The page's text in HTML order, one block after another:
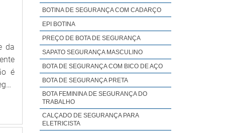
da
é
de
BOTINA DE SEGURANÇA COM CADARÇO
EPI BOTINA
PREÇO DE BOTA DE SEGURANÇA
SAPATO SEGURANÇA MASCULINO
BOTA DE SEGURANÇA COM BICO DE AÇO
BOTA DE SEGURANÇA PRETA
BOTA FEMININA DE SEGURANÇA DO
TRABALHO
CALÇADO DE SEGURANÇA PARA
ELETRICISTA